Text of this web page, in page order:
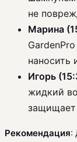
не
Марина
наносить
Игорь
жидкий
защищает
Рекомендация: